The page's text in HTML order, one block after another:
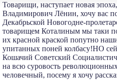
Товарищи, наступает новая
Владимирович Лёнин, хочу вас
Декабрьской Новогодне-
товарищем Коталиным мы таки
их красной краской попутно
упитанных поней колбасу!НО
Кошачий Советский
на всю суровость
человечный, посему я хочу